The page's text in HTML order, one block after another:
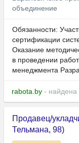
объединение
Обязанности:
сертификации
Оказание
в проведении
менеджмента
rabota.by - найдена
Продавец/
Тельмана, 98)